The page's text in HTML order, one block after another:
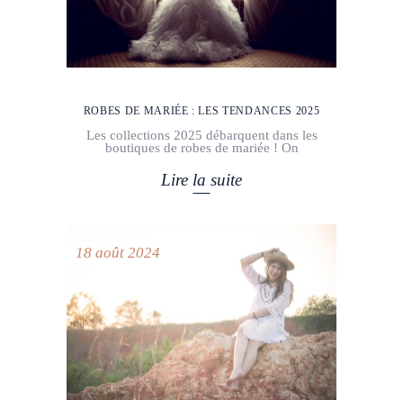
ROBES DE MARIÉE : LES TENDANCES 2025
Les collections 2025 débarquent dans les
boutiques de robes de mariée ! On
Lire la suite
18 août 2024